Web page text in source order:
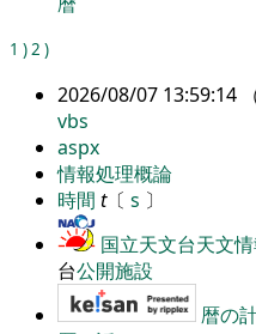
1 ) 2 )
2026/08/07 13:59:14 （
vbs
aspx
情報処理概論
時間 t〔 s 〕
国立天文台天文
台公開施設
暦の